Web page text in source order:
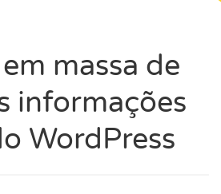
massa de
informações
WordPress